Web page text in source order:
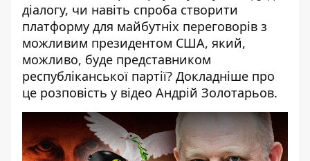
діалогу, чи навіть спроба створити
платформу для майбутніх переговорів з
можливим президентом США, який,
можливо, буде представником
республіканської партії? Докладніше про
це розповість у відео Андрій Золотарьов.